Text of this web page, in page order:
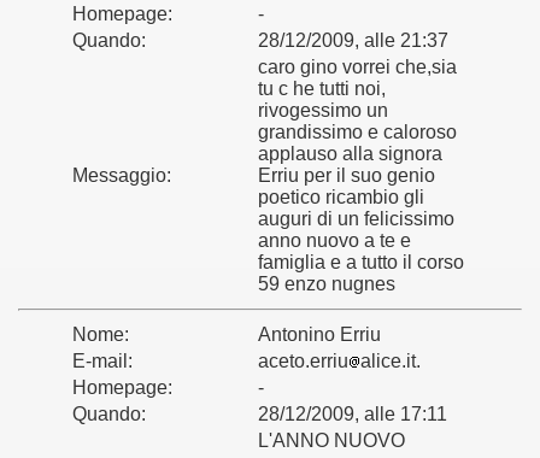
Homepage:
-
Quando:
28/12/2009, alle 21:37
Messaggio:
caro gino vorrei che,sia
tu c he tutti noi,
rivogessimo un
grandissimo e caloroso
applauso alla signora
Erriu per il suo genio
poetico ricambio gli
auguri di un felicissimo
anno nuovo a te e
famiglia e a tutto il corso
59 enzo nugnes
Nome:
Antonino Erriu
E-mail:
aceto.erriu
alice.it.
Homepage:
-
Quando:
28/12/2009, alle 17:11
L'ANNO NUOVO